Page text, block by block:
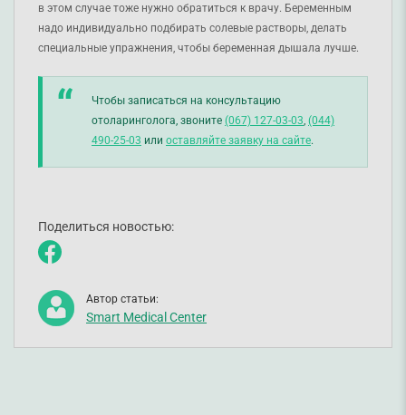
в этом случае тоже нужно обратиться к врачу. Беременным
надо индивидуально подбирать солевые растворы, делать
специальные упражнения, чтобы беременная дышала лучше.
Чтобы записаться на консультацию
отоларинголога, звоните (067) 127-03-03 (044)
490-25-03 или оставляйте заявку на сайте.
Поделиться новостью:
Автор статьи:
Smart Medical Center